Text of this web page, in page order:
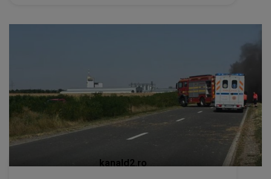
kanald2.ro